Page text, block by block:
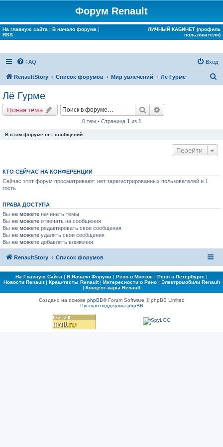
Форум Renault
На главную сайта | В начало форума |
RSS
ЛИЧНЫЙ КАБИНЕТ (профиль
пользователя)
FAQ Вход
RenaultStory Список форумов Мир увлечений Лё Гурме
Лё Гурме
Новая тема Поиск
0 тем • Страница 1 из 1
В этом форуме нет сообщений.
Перейти
КТО СЕЙЧАС НА КОНФЕРЕНЦИИ
Сейчас этот форум просматривают: нет зарегистрированных пользователей и 1
гость
ПРАВА ДОСТУПА
Вы не можете начинать темы
Вы не можете отвечать на сообщения
Вы не можете редактировать свои сообщения
Вы не можете удалять свои сообщения
Вы не можете добавлять вложения
RenaultStory Список форумов
На Главную Сайта | В Начало Форума | Рено в Москве | Рено в Петербурге |
Новости Renault| Краш-тесты Renault| Интересности о Рено| Электромобили Renault
| Концепт-кары Renault
Создано на основе phpBB® Forum Software © phpBB Limited
Русская поддержка phpBB